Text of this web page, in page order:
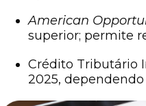
American
superior; permite
Crédito Tributário
2025,